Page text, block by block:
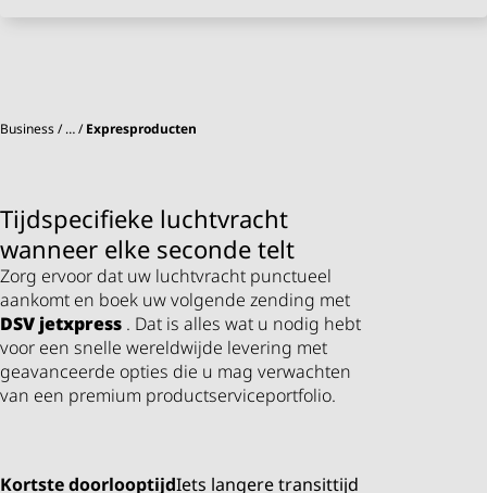
Business … Expresproducten
Tijdspecifieke luchtvracht
wanneer elke seconde telt
Zorg ervoor dat uw luchtvracht punctueel
aankomt en boek uw volgende zending met
DSV jetxpress . Dat is alles wat u nodig hebt
voor een snelle wereldwijde levering met
geavanceerde opties die u mag verwachten
van een premium productserviceportfolio.
Kortste doorlooptijdIets langere transittijd